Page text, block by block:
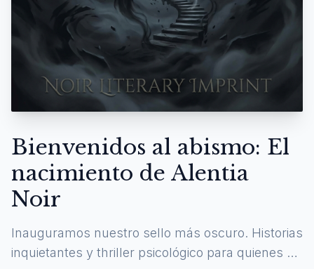
Bienvenidos al abismo: El
nacimiento de Alentia
Noir
Inauguramos nuestro sello más oscuro. Historias
inquietantes y thriller psicológico para quienes se